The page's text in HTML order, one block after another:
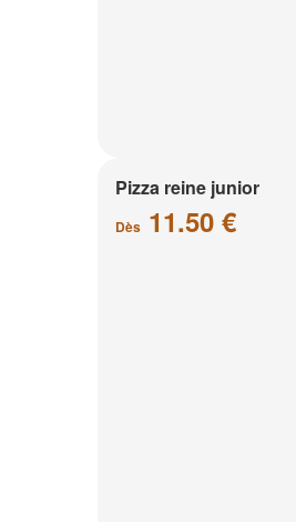
Pizza reine junior
Dès 11.50 €